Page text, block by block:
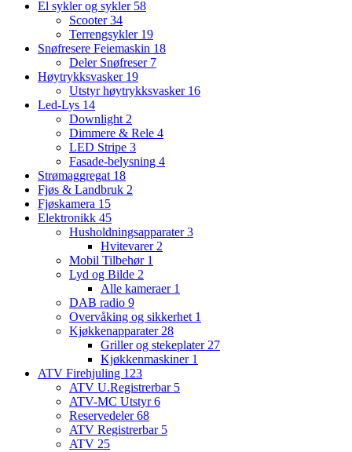
El sykler og sykler 58
Scooter34
Terrengsykler 19
Snøfresere Feiemaskin 18
Deler Snøfreser 7
Høytrykksvasker 19
Utstyr høytrykksvasker 16
Led-Lys 14
Downlight 2
Dimmere & Rele 4
LED Stripe 3
Fasade-belysning 4
Strømaggregat 18
Fjøs & Landbruk 2
Fjøskamera 15
Elektronikk 45
Husholdningsapparater3
Hvitevarer 2
Mobil Tilbehør 1
Lyd og Bilde 2
Alle kameraer 1
DAB radio 9
Overvåking og sikkerhet 1
Kjøkkenapparater 28
Griller og stekeplater 27
Kjøkkenmaskiner 1
ATV Firehjuling 123
ATV U.Registrerbar 5
ATV-MC Utstyr6
Reservedeler68
ATV Registrerbar 5
ATV 25